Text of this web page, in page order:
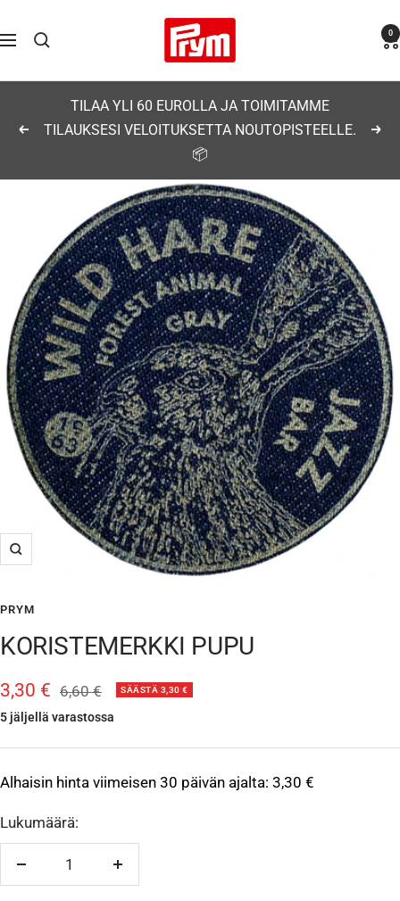
sisältöön
Navigaatio
Prym 0
Edellinen
TILAA YLI 60 EUROLLA JA TOIMITAMME
TILAUKSESI VELOITUKSETTA NOUTOPISTEELLE.
📦
Suurenna
PRYM
KORISTEMERKKI PUPU
Alennushinta
3,30 € Normaalihinta
6,60 € SÄÄSTÄ 3,30 €
5 jäljellä varastossa
Alhaisin hinta viimeisen 30 päivän ajalta: 3,30 €
Lukumäärä:
Vähennä